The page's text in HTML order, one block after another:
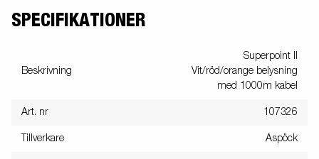
SPECIFIKATIONER
Beskrivning
Superpoint II
Vit/röd/orange belysning
med 1000m kabel
Art. nr 107326
Tillverkare Aspöck